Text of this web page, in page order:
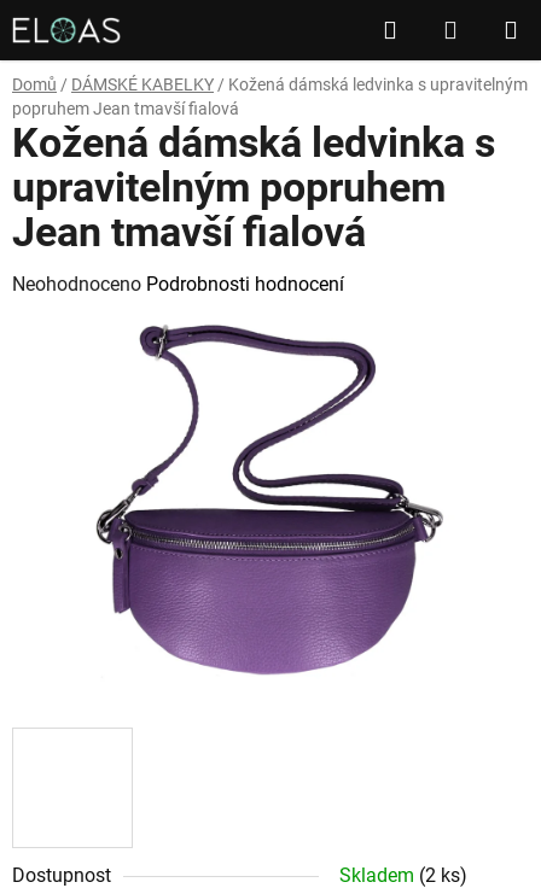
Přejít
na
obsah
Hledat
KOŠÍK
Domů / DÁMSKÉ KABELKY / Kožená dámská ledvinka s upravitelným
popruhem Jean tmavší fialová
Dostupnost Skladem (2 ks)
Kožená dámská ledvinka s
upravitelným popruhem
Jean tmavší fialová
Průměrné
hvězdiček.
Neohodnoceno Podrobnosti hodnocení